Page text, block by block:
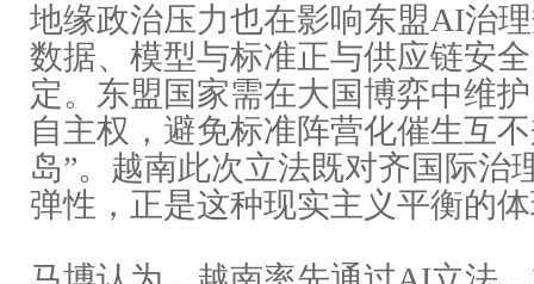
地缘政治压力也在影响东盟AI治
数据、模型与标准正与供应链安
定。东盟国家需在大国博弈中维
自主权，避免标准阵营化催生互
岛”。越南此次立法既对齐国际治
弹性，正是这种现实主义平衡的